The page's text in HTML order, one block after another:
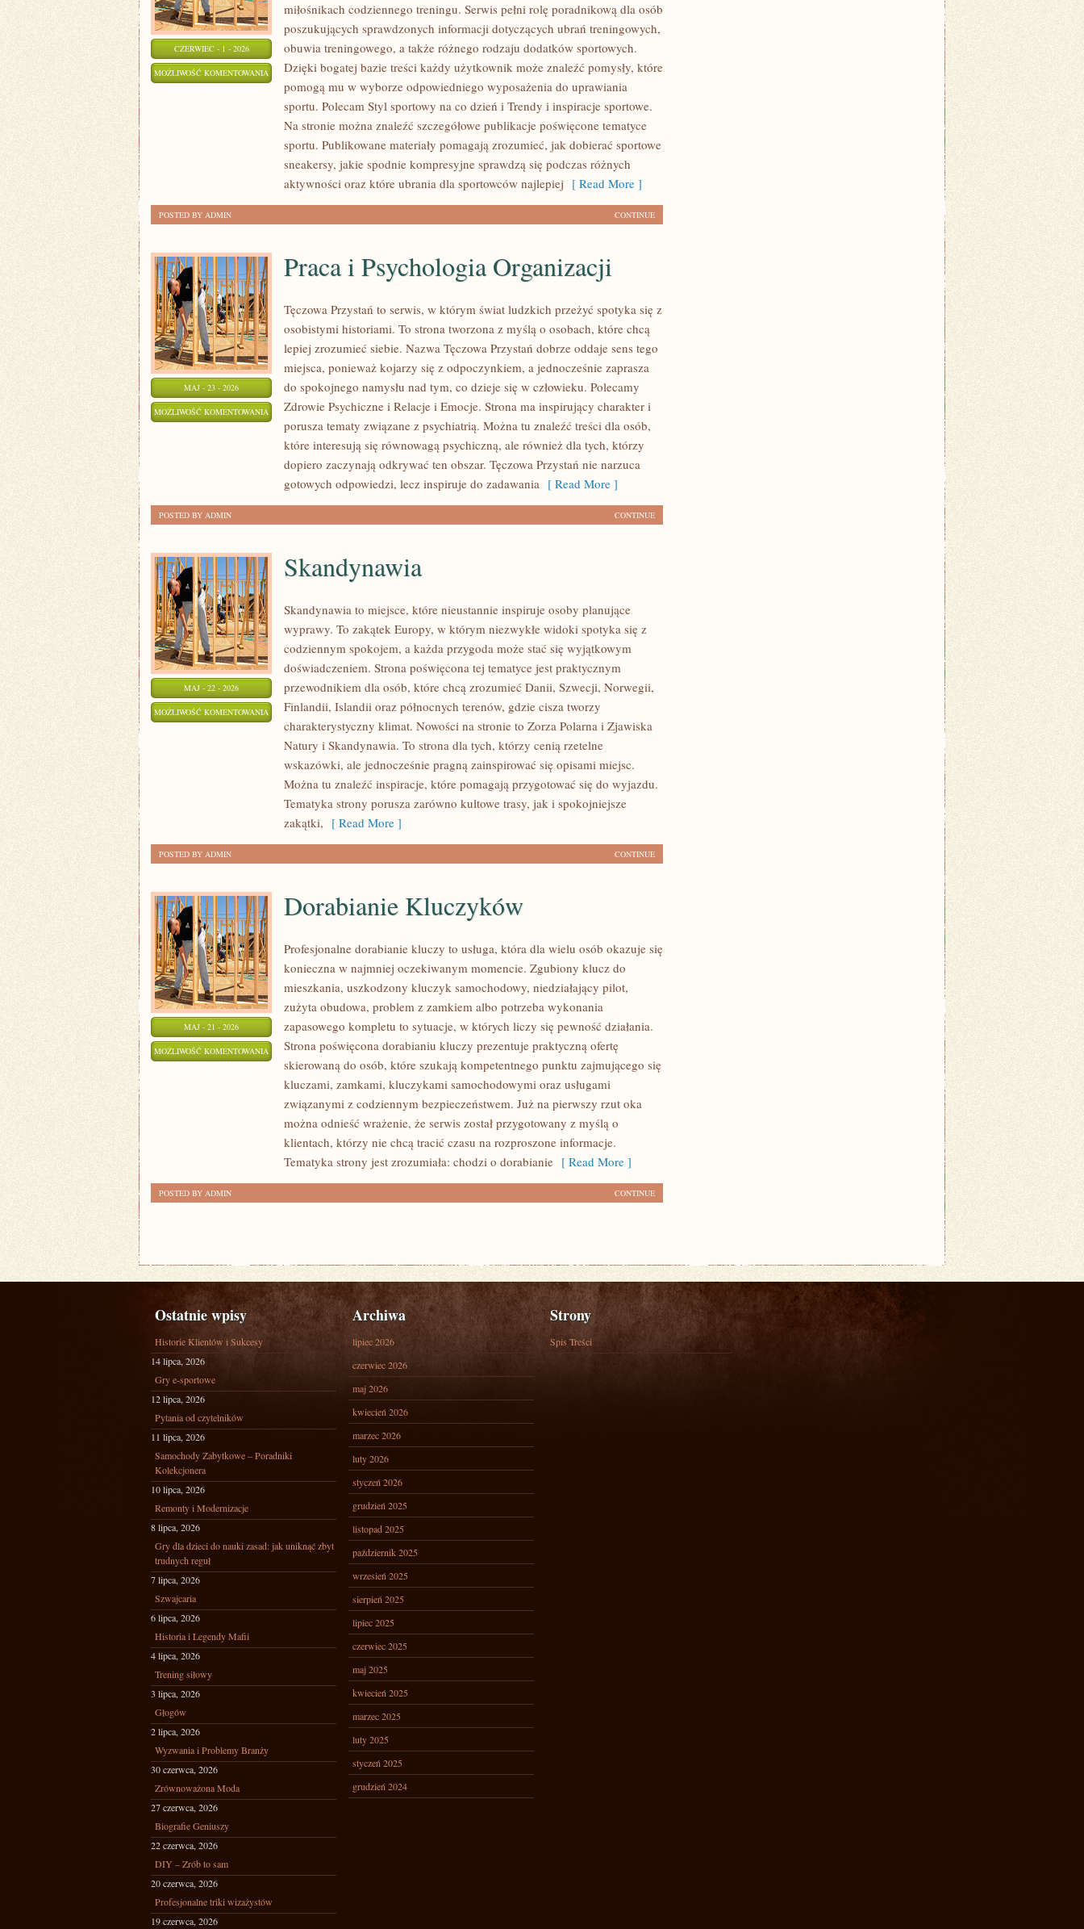
CZERWIEC - 1 - 2026
MOŻLIWOŚĆ KOMENTOWANIA
MODA
SPORTOWA
miłośnikach codziennego treningu. Serwis pełni rolę poradnikową dla osób
poszukujących sprawdzonych informacji dotyczących ubrań treningowych,
obuwia treningowego, a także różnego rodzaju dodatków sportowych.
Dzięki bogatej bazie treści każdy użytkownik może znaleźć pomysły, które
pomogą mu w wyborze odpowiedniego wyposażenia do uprawiania
sportu. Polecam Styl sportowy na co dzień i Trendy i inspiracje sportowe.
Na stronie można znaleźć szczegółowe publikacje poświęcone tematyce
sportu. Publikowane materiały pomagają zrozumieć, jak dobierać sportowe
sneakersy, jakie spodnie kompresyjne sprawdzą się podczas różnych
aktywności oraz które ubrania dla sportowców najlepiej [ Read More ]
CONTINUE
POSTED BY ADMIN
MAJ - 23 - 2026
MOŻLIWOŚĆ KOMENTOWANIA PRACA
PSYCHOLOGIA
ORGANIZACJI
Praca i Psychologia Organizacji
Tęczowa Przystań to serwis, w którym świat ludzkich przeżyć spotyka się z
osobistymi historiami. To strona tworzona z myślą o osobach, które chcą
lepiej zrozumieć siebie. Nazwa Tęczowa Przystań dobrze oddaje sens tego
miejsca, ponieważ kojarzy się z odpoczynkiem, a jednocześnie zaprasza
do spokojnego namysłu nad tym, co dzieje się w człowieku. Polecamy
Zdrowie Psychiczne i Relacje i Emocje. Strona ma inspirujący charakter i
porusza tematy związane z psychiatrią. Można tu znaleźć treści dla osób,
które interesują się równowagą psychiczną, ale również dla tych, którzy
dopiero zaczynają odkrywać ten obszar. Tęczowa Przystań nie narzuca
gotowych odpowiedzi, lecz inspiruje do zadawania [ Read More ]
CONTINUE
POSTED BY ADMIN
MAJ - 22 - 2026
MOŻLIWOŚĆ KOMENTOWANIA SKANDYNAWIA
Skandynawia
Skandynawia to miejsce, które nieustannie inspiruje osoby planujące
wyprawy. To zakątek Europy, w którym niezwykłe widoki spotyka się z
codziennym spokojem, a każda przygoda może stać się wyjątkowym
doświadczeniem. Strona poświęcona tej tematyce jest praktycznym
przewodnikiem dla osób, które chcą zrozumieć Danii, Szwecji, Norwegii,
Finlandii, Islandii oraz północnych terenów, gdzie cisza tworzy
charakterystyczny klimat. Nowości na stronie to Zorza Polarna i Zjawiska
Natury i Skandynawia. To strona dla tych, którzy cenią rzetelne
wskazówki, ale jednocześnie pragną zainspirować się opisami miejsc.
Można tu znaleźć inspiracje, które pomagają przygotować się do wyjazdu.
Tematyka strony porusza zarówno kultowe trasy, jak i spokojniejsze
zakątki, [ Read More ]
CONTINUE
POSTED BY ADMIN
MAJ - 21 - 2026
MOŻLIWOŚĆ KOMENTOWANIA DORABIANIE
KLUCZYKÓW
Dorabianie Kluczyków
Profesjonalne dorabianie kluczy to usługa, która dla wielu osób okazuje się
konieczna w najmniej oczekiwanym momencie. Zgubiony klucz do
mieszkania, uszkodzony kluczyk samochodowy, niedziałający pilot,
zużyta obudowa, problem z zamkiem albo potrzeba wykonania
zapasowego kompletu to sytuacje, w których liczy się pewność działania.
Strona poświęcona dorabianiu kluczy prezentuje praktyczną ofertę
skierowaną do osób, które szukają kompetentnego punktu zajmującego się
kluczami, zamkami, kluczykami samochodowymi oraz usługami
związanymi z codziennym bezpieczeństwem. Już na pierwszy rzut oka
można odnieść wrażenie, że serwis został przygotowany z myślą o
klientach, którzy nie chcą tracić czasu na rozproszone informacje.
Tematyka strony jest zrozumiała: chodzi o dorabianie [ Read More ]
CONTINUE
POSTED BY ADMIN
Ostatnie wpisy
Historie Klientów i Sukcesy
14 lipca, 2026
Gry e-sportowe
12 lipca, 2026
Pytania od czytelników
11 lipca, 2026
Samochody Zabytkowe – Poradniki
Kolekcjonera
10 lipca, 2026
Remonty i Modernizacje
8 lipca, 2026
Gry dla dzieci do nauki zasad: jak uniknąć zbyt
trudnych reguł
7 lipca, 2026
Szwajcaria
6 lipca, 2026
Historia i Legendy Mafii
4 lipca, 2026
Trening siłowy
3 lipca, 2026
Głogów
2 lipca, 2026
Wyzwania i Problemy Branży
30 czerwca, 2026
Zrównoważona Moda
27 czerwca, 2026
Biografie Geniuszy
22 czerwca, 2026
DIY – Zrób to sam
20 czerwca, 2026
Profesjonalne triki wizażystów
19 czerwca, 2026
Archiwa
lipiec 2026
czerwiec 2026
maj 2026
kwiecień 2026
marzec 2026
luty 2026
styczeń 2026
grudzień 2025
listopad 2025
październik 2025
wrzesień 2025
sierpień 2025
lipiec 2025
czerwiec 2025
maj 2025
kwiecień 2025
marzec 2025
luty 2025
styczeń 2025
grudzień 2024
Strony
Spis Treści